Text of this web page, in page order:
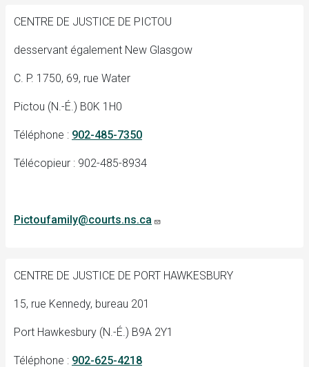
CENTRE DE JUSTICE DE PICTOU
desservant également New Glasgow
C. P. 1750, 69, rue Water
Pictou (N.-É.) B0K 1H0
Téléphone : 902-485-7350
Télécopieur : 902-485-8934
Pictoufamily@courts.ns.ca
CENTRE DE JUSTICE DE PORT HAWKESBURY
15, rue Kennedy, bureau 201
Port Hawkesbury (N.-É.) B9A 2Y1
Téléphone : 902-625-4218